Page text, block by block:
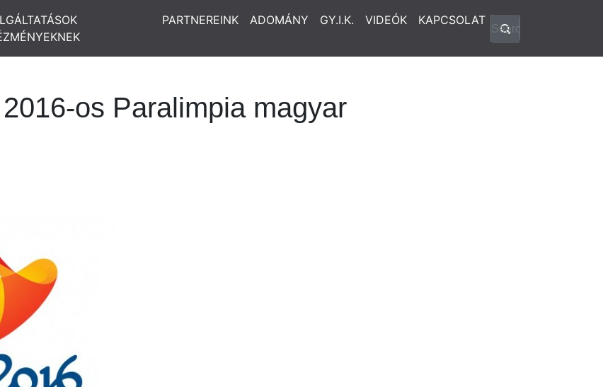
PARTNEREINK ADOMÁNY GY.I.K. VIDEÓK KAPCSOLAT
os Paralimpia magyar